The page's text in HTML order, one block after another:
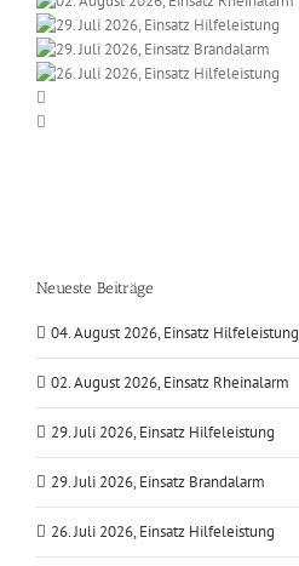
Neueste Beiträge
04. August 2026, Einsatz Hilfeleistung
02. August 2026, Einsatz Rheinalarm
29. Juli 2026, Einsatz Hilfeleistung
29. Juli 2026, Einsatz Brandalarm
26. Juli 2026, Einsatz Hilfeleistung